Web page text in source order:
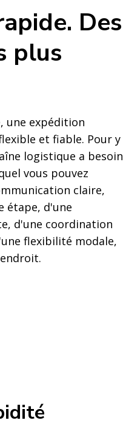
Des
plus
une expédition
et fiable. Pour y
logistique a besoin
vous pouvez
claire,
étape, d'une
d'une coordination
flexibilité modale,